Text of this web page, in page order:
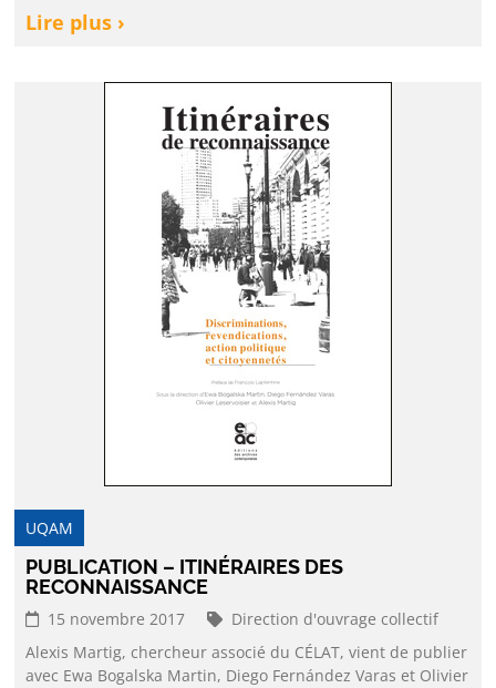
Lire plus ›
UQAM
PUBLICATION – ITINÉRAIRES DES
RECONNAISSANCE
15 novembre 2017
Direction d'ouvrage collectif
Alexis Martig, chercheur associé du CÉLAT, vient de publier
avec Ewa Bogalska Martin, Diego Fernández Varas et Olivier